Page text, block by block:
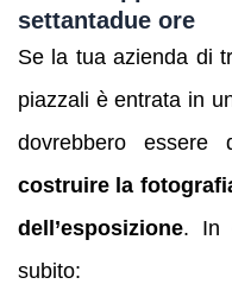
settantadue ore
Se la tua azienda di
piazzali è entrata in
dovrebbero
costruire la
dell’esposizione. In
subito: